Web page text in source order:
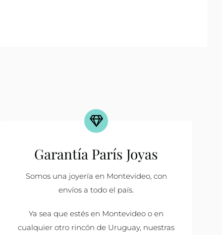
Garantía París Joyas
Somos una joyería en Montevideo, con
envíos a todo el país.
Ya sea que estés en Montevideo o en
cualquier otro rincón de Uruguay, nuestras